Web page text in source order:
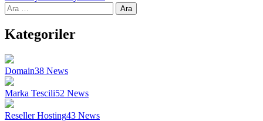
Arama:
Kategoriler
Domain38 News
Marka Tescili52 News
Reseller Hosting43 News